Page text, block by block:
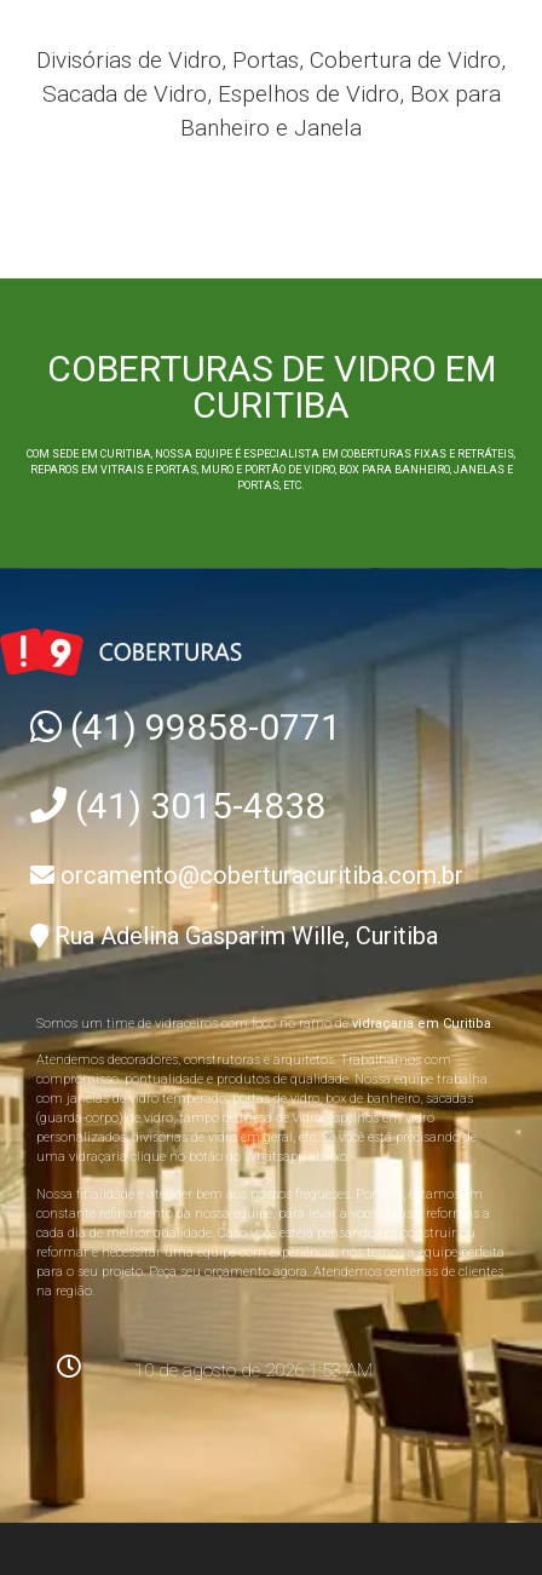
Divisórias de Vidro, Portas, Cobertura de Vidro,
Sacada de Vidro, Espelhos de Vidro, Box para
Banheiro e Janela
COBERTURAS DE VIDRO EM
CURITIBA
COM SEDE EM CURITIBA, NOSSA EQUIPE É ESPECIALISTA EM COBERTURAS FIXAS E RETRÁTEIS,
REPAROS EM VITRAIS E PORTAS, MURO E PORTÃO DE VIDRO, BOX PARA BANHEIRO, JANELAS E
PORTAS, ETC.
(41) 99858-0771
(41) 3015-4838
orcamento@coberturacuritiba.com.br
Rua Adelina Gasparim Wille, Curitiba
Somos um time de vidraceiros com foco no ramo devidraçaria em Curitiba.
Atendemos decoradores, construtoras e arquitetos. Trabalhamos com
compromisso, pontualidade e produtos de qualidade. Nossa equipe trabalha
com janelas de vidro temperado, portas de vidro, box de banheiro, sacadas
(guarda-corpo) de vidro, tampo de mesa de vidro, espelhos em vidro
personalizados, divisórias de vidro em geral, etc. Se você está precisando de
uma vidraçaria clique no botão do Whatsapp abaixo.
Nossa finalidade é atender bem aos nossos fregueses. Por isso, estamos em
constante refinamento da nossa equipe, para levar a você obras e reformas a
cada dia de melhor qualidade. Caso você esteja pensando em construir ou
reformar e necessitar uma equipe com experiência, nós temos a equipe perfeita
para o seu projeto. Peça seu orçamento agora. Atendemos centenas de clientes
na região.
10 de agosto de 2026 1:53 AM